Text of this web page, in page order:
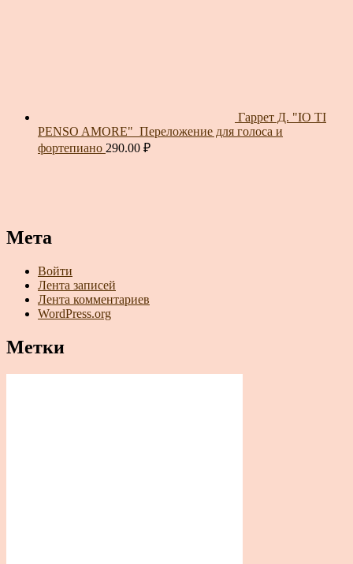
Гаррет Д. "IO TI
PENSO AMORE"_Переложение для голоса и
фортепиано 290.00 ₽
Мета
Войти
Лента записей
Лента комментариев
WordPress.org
Метки